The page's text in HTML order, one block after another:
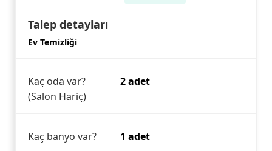
Talep detayları
Ev Temizliği
Kaç oda var?
(Salon Hariç)
2 adet
Kaç banyo var? 1 adet